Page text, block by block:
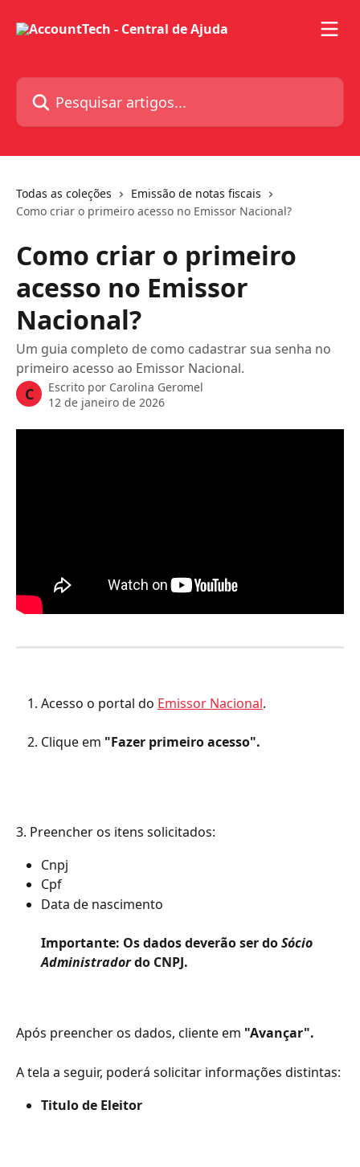
Pesquisar artigos...
Todas as coleções
Emissão de notas fiscais
Como criar o primeiro acesso no Emissor Nacional?
Como criar o primeiro
acesso no Emissor
Nacional?
Um guia completo de como cadastrar sua senha no
primeiro acesso ao Emissor Nacional.
C Escrito por Carolina Geromel
12 de janeiro de 2026
Acesso o portal do Emissor Nacional.
Clique em "Fazer primeiro acesso".
3. Preencher os itens solicitados:
Cnpj
Cpf
Data de nascimento
Importante: Os dados deverão ser do Sócio
Administrador do CNPJ.
Após preencher os dados, cliente em "Avançar".
A tela a seguir, poderá solicitar informações distintas:
Titulo de Eleitor